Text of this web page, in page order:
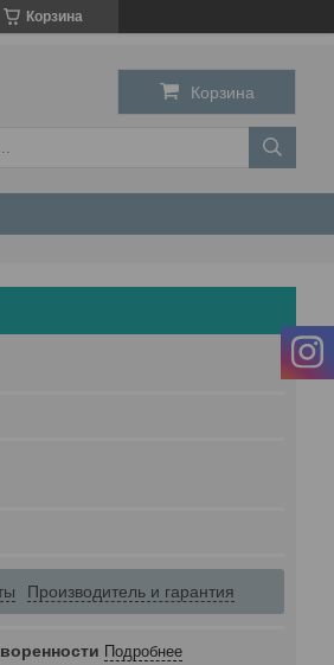
Корзина
Корзина
Производитель и гарантия
Подробнее